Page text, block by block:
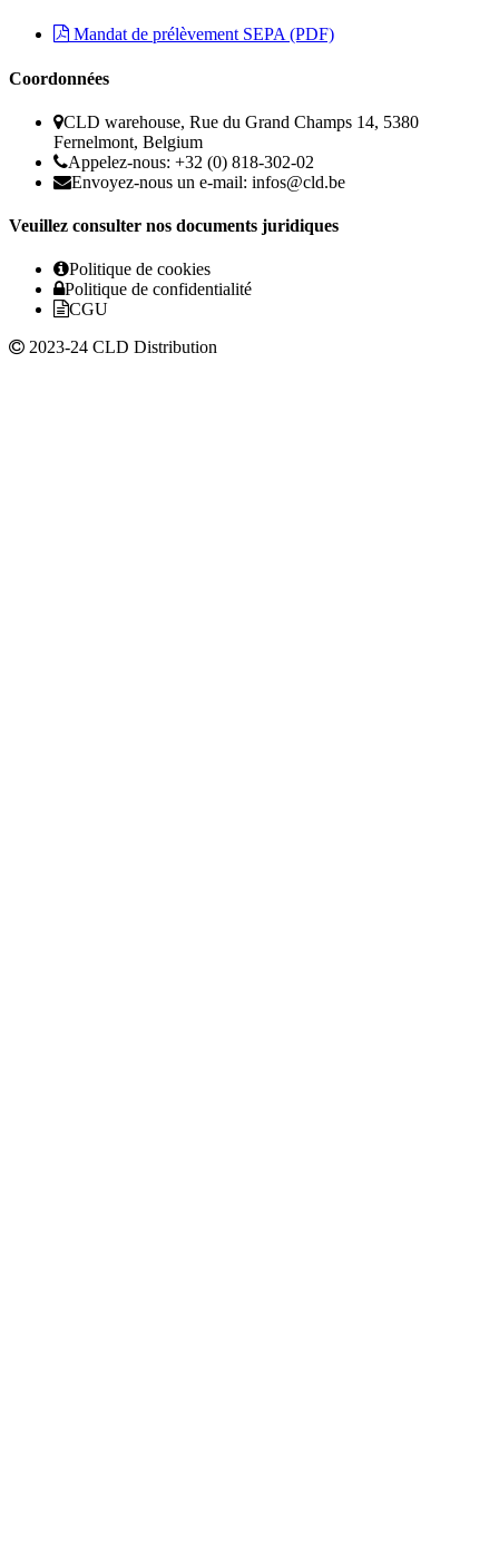
Mandat de prélèvement SEPA (PDF)
Coordonnées
CLD warehouse, Rue du Grand Champs 14, 5380
Fernelmont, Belgium
Appelez-nous: +32 (0) 818-302-02
Envoyez-nous un e-mail: infos@cld.be
Veuillez consulter nos documents juridiques
Politique de cookies
Politique de confidentialité
CGU
2023-24 CLD Distribution